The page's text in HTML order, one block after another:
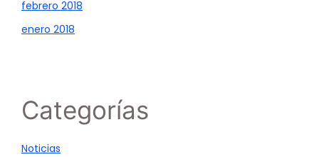
febrero 2018
enero 2018
Categorías
Noticias